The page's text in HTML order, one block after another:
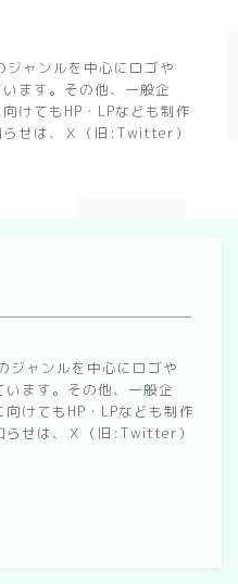
ャンルを中心にロゴや
ます。その他、一般企
けてもHP・LPなども制作
らせは、Ｘ（旧:Twitter）
ジャンルを中心にロゴや
います。その他、一般企
けてもHP・LPなども制作
らせは、Ｘ（旧:Twitter）